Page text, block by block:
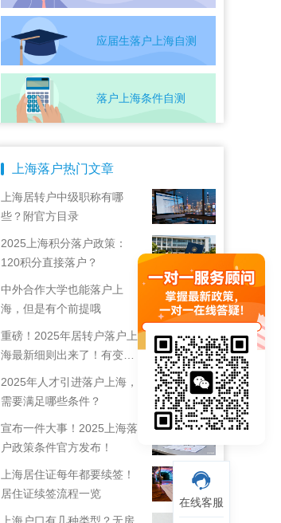
应届生落户上海自测
落户上海条件自测
上海落户热门文章
上海居转户中级职称有哪
些？附官方目录
2025上海积分落户政策：
120积分直接落户？
中外合作大学也能落户上
海，但是有个前提哦
重磅！2025年居转户落户上
海最新细则出来了！有变
2025年人才引进落户上海，
需要满足哪些条件？
宣布一件大事！2025上海落
户政策条件官方发布！
上海居住证每年都要续签！
居住证续签流程一览
在线客服